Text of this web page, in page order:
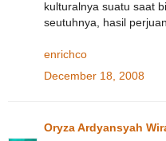
kulturalnya suatu saat
seutuhnya, hasil
enrichco
December 18, 2008
Oryza Ardyansyah